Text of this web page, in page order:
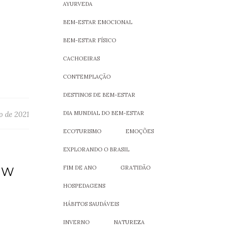
de 2021
AYURVEDA
BEM-ESTAR EMOCIONAL
BEM-ESTAR FÍSICO
CACHOEIRAS
CONTEMPLAÇÃO
DESTINOS DE BEM-ESTAR
DIA MUNDIAL DO BEM-ESTAR
ECOTURISMO EMOÇÕES
EXPLORANDO O BRASIL
FIM DE ANO GRATIDÃO
HOSPEDAGENS
HÁBITOS SAUDÁVEIS
INVERNO NATUREZA